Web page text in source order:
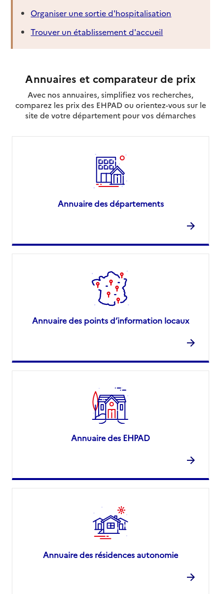
Organiser une sortie d'hospitalisation
Trouver un établissement d'accueil
Annuaires et comparateur de prix
Avec nos annuaires, simplifiez vos recherches,
comparez les prix des EHPAD ou orientez-vous sur le
site de votre département pour vos démarches
Annuaire des départements
Annuaire des points d’information locaux
Annuaire des EHPAD
Annuaire des résidences autonomie